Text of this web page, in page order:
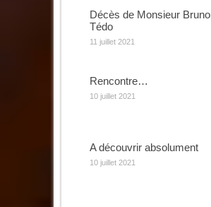
Décès de Monsieur Bruno
Tédo
11 juillet 2021
Rencontre…
10 juillet 2021
A découvrir absolument
10 juillet 2021